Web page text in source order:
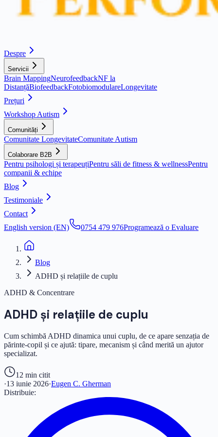
Despre
Servicii
Brain MappingNeurofeedbackNF la
DistanțăBiofeedbackFotobiomodulareLongevitate
Prețuri
Workshop Autism
Comunități
Comunitate LongevitateComunitate Autism
Colaborare B2B
Pentru psihologi și terapeuțiPentru săli de fitness & wellnessPentru
companii & echipe
Blog
Testimoniale
Contact
English version (EN)
0754 479 976Programează o Evaluare
Blog
ADHD și relațiile de cuplu
ADHD & Concentrare
ADHD și relațiile de cuplu
Cum schimbă ADHD dinamica unui cuplu, de ce apare senzația de
părinte-copil și ce ajută: tipare, mecanism și când merită un ajutor
specializat.
12 min citit
·13 iunie 2026·Eugen C. Gherman
Distribuie: